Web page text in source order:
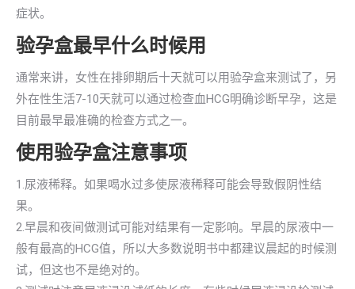
症状。
验孕盒最早什么时候用
通常来讲，女性在排卵期后十天就可以用验孕盒来测试了，另
外在性生活7-10天就可以通过检查血HCG明确诊断早孕，这是
目前最早最准确的检查方式之一。
使用验孕盒注意事项
1.尿液稀释。如果喝水过多使尿液稀释可能会导致假阴性结
果。
2.早晨和夜间做测试可能对结果有一定影响。早晨的尿液中一
般有最高的HCG值，所以大多数说明书中都建议晨起的时候测
试，但这也不是绝对的。